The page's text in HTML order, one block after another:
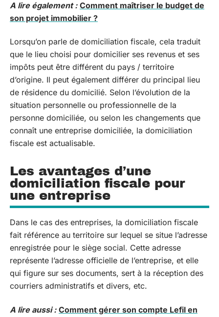
A lire également : Comment maîtriser le budget de
son projet immobilier ?
Lorsqu’on parle de domiciliation fiscale, cela traduit
que le lieu choisi pour domicilier ses revenus et ses
impôts peut être différent du pays / territoire
d’origine. Il peut également différer du principal lieu
de résidence du domicilié. Selon l’évolution de la
situation personnelle ou professionnelle de la
personne domiciliée, ou selon les changements que
connaît une entreprise domiciliée, la domiciliation
fiscale est actualisable.
Les avantages d’une
domiciliation fiscale pour
une entreprise
Dans le cas des entreprises, la domiciliation fiscale
fait référence au territoire sur lequel se situe l’adresse
enregistrée pour le siège social. Cette adresse
représente l’adresse officielle de l’entreprise, et elle
qui figure sur ses documents, sert à la réception des
courriers administratifs et divers, etc.
A lire aussi : Comment gérer son compte Lefil en